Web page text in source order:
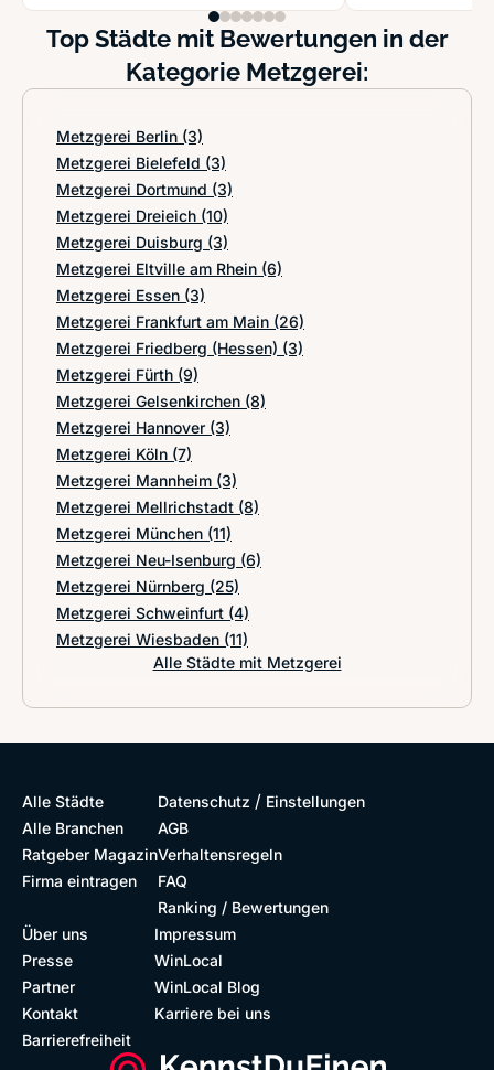
Top Städte mit Bewertungen in der
Kategorie Metzgerei:
Metzgerei Berlin (3)
Metzgerei Bielefeld (3)
Metzgerei Dortmund (3)
Metzgerei Dreieich (10)
Metzgerei Duisburg (3)
Metzgerei Eltville am Rhein (6)
Metzgerei Essen (3)
Metzgerei Frankfurt am Main (26)
Metzgerei Friedberg (Hessen) (3)
Metzgerei Fürth (9)
Metzgerei Gelsenkirchen (8)
Metzgerei Hannover (3)
Metzgerei Köln (7)
Metzgerei Mannheim (3)
Metzgerei Mellrichstadt (8)
Metzgerei München (11)
Metzgerei Neu-Isenburg (6)
Metzgerei Nürnberg (25)
Metzgerei Schweinfurt (4)
Metzgerei Wiesbaden (11)
Alle Städte mit Metzgerei
Alle Städte
Alle Branchen
Ratgeber Magazin
Firma eintragen
Datenschutz / Einstellungen
AGB
Verhaltensregeln
FAQ
Ranking / Bewertungen
Über uns
Presse
Partner
Kontakt
Barrierefreiheit
Impressum
WinLocal
WinLocal Blog
Karriere bei uns